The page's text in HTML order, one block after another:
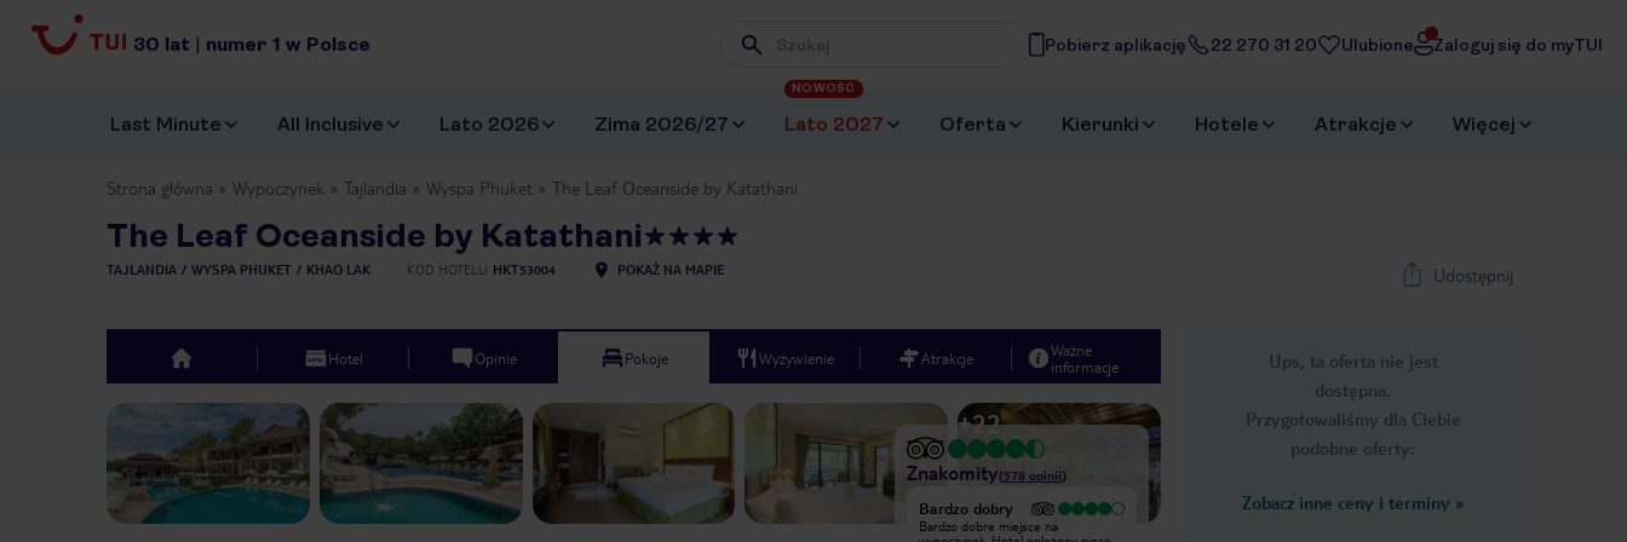
30 lat | numer 1 w Polsce Wpisz frazę, której szukasz
Pobierz aplikację 22 270 31 20 Ulubione Zaloguj się do myTUI
Last Minute All Inclusive Lato 2026 Zima 2026/27 Lato 2027
NOWOŚĆ
Oferta Kierunki Hotele Atrakcje Więcej
Strona główna Wypoczynek Tajlandia Wyspa Phuket The Leaf Oceanside by Katathani
The Leaf Oceanside by Katathani
TAJLANDIA WYSPA PHUKET KHAO LAK KOD HOTELU HKT53004 POKAŻ NA MAPIE Udostępnij
Ups, ta oferta nie jest
dostępna.
Przygotowaliśmy dla Ciebie
podobne oferty:
Zobacz inne ceny i terminy »
top Hotel Opinie Pokoje Wyżywienie Atrakcje
Ważne
informacje
Previous slide Next slide
1/28
+22
Znakomity(578 opinii)
Bardzo dobry
Bardzo dobre miejsce na
Bardzo dobry
Bardzo dobre miejsce na
Bardzo dobry